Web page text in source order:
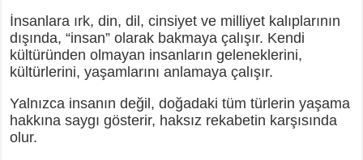
İnsanlara ırk, din, dil, cinsiyet ve milliyet kalıplarının
dışında, “insan” olarak bakmaya çalışır. Kendi
kültüründen olmayan insanların geleneklerini,
kültürlerini, yaşamlarını anlamaya çalışır.
Yalnızca insanın değil, doğadaki tüm türlerin yaşama
hakkına saygı gösterir, haksız rekabetin karşısında
olur.